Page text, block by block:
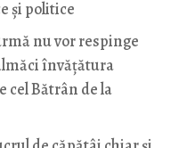
și politice
nu vor respinge
învățătura
cel Bătrân de la